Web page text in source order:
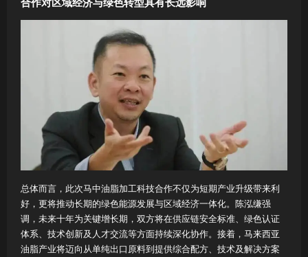
总体而言，此次马中油脂加工科技合作不仅为短期产业升级带来利
好，更将推动长期的绿色能源发展与区域经济一体化。陈泓缣强
调，未来十年为关键增长期，双方将在供应链安全标准、绿色认证
体系、技术创新及人才交流等方面持续深化协作。接着，马来西亚
油脂产业将迈向从单纯出口原料到提供综合配方、技术及解决方案